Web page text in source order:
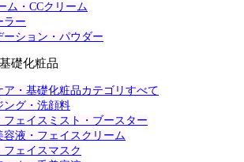
ム・CCクリーム
ラー
ーション・パウダー
礎化粧品
ア・基礎化粧品カテゴリすべて
ング・洗顔料
フェイスミスト・ブースター
容液・フェイスクリーム
フェイスマスク